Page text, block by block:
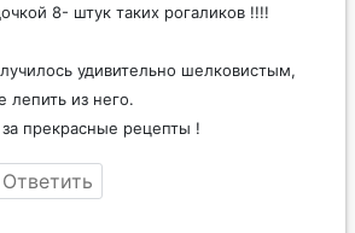
8- штук таких рогаликов !!!!
удивительно шелковистым,
лепить из него.
прекрасные рецепты !
Ответить